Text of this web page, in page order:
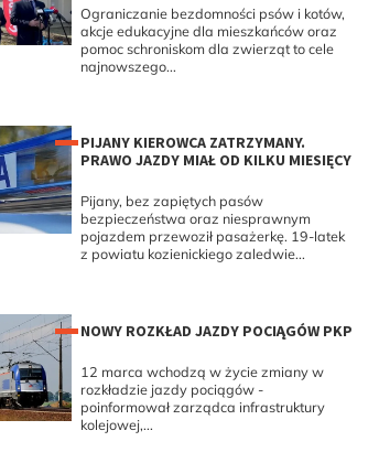
Ograniczanie bezdomności psów i kotów,
akcje edukacyjne dla mieszkańców oraz
pomoc schroniskom dla zwierząt to cele
najnowszego...
PIJANY KIEROWCA ZATRZYMANY.
PRAWO JAZDY MIAŁ OD KILKU MIESIĘCY
Pijany, bez zapiętych pasów
bezpieczeństwa oraz niesprawnym
pojazdem przewoził pasażerkę. 19-latek
z powiatu kozienickiego zaledwie...
NOWY ROZKŁAD JAZDY POCIĄGÓW PKP
12 marca wchodzą w życie zmiany w
rozkładzie jazdy pociągów -
poinformował zarządca infrastruktury
kolejowej,...